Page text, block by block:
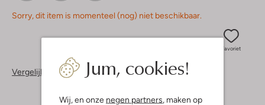
Jum, cookies!
Wij, en onze negen partners, maken op
Sorry, dit item is momenteel (nog) niet beschikbaar.
Favoriet
Vergelijkbare items